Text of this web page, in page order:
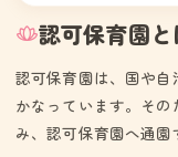
認可保育園と
認可保育園は、国や自
かなっています。そ
み、認可保育園へ通園